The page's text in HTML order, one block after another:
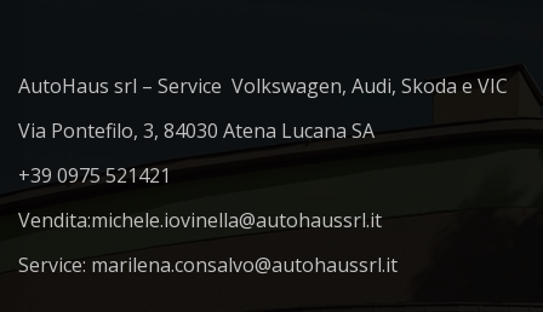
AutoHaus srl – Service Volkswagen, Audi, Skoda e VIC
Via Pontefilo, 3, 84030 Atena Lucana SA
+39 0975 521421
Vendita:michele.iovinella@autohaussrl.it
Service: marilena.consalvo@autohaussrl.it